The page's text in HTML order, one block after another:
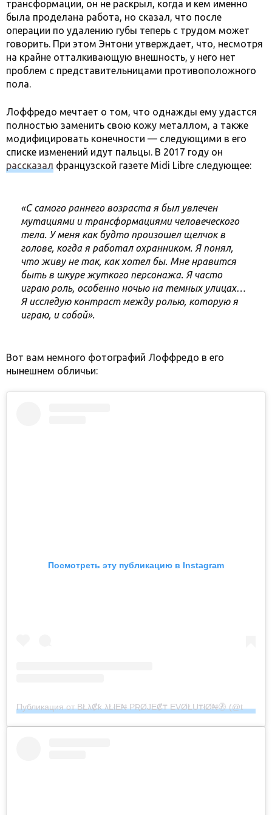
трансформации, он не раскрыл, когда и кем именно
была проделана работа, но сказал, что после
операции по удалению губы теперь с трудом может
говорить. При этом Энтони утверждает, что, несмотря
на крайне отталкивающую внешность, у него нет
проблем с представительницами противоположного
пола.
Лоффредо мечтает о том, что однажды ему удастся
полностью заменить свою кожу металлом, а также
модифицировать конечности — следующими в его
списке изменений идут пальцы. В 2017 году он
рассказал французской газете Midi Libre следующее:
«С самого раннего возраста я был увлечен
мутациями и трансформациями человеческого
тела. У меня как будто произошел щелчок в
голове, когда я работал охранником. Я понял,
что живу не так, как хотел бы. Мне нравится
быть в шкуре жуткого персонажа. Я часто
играю роль, особенно ночью на темных улицах…
Я исследую контраст между ролью, которую я
играю, и собой».
Вот вам немного фотографий Лоффредо в его
нынешнем обличьи:
Посмотреть эту публикацию в Instagram
Публикация от BŁλ₡ƙ λŁłE₦ PƦØJE₡₸ EVØŁU₸łØ₦🚷 (@the_black_alien_project)